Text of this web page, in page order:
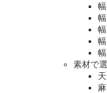
素材で